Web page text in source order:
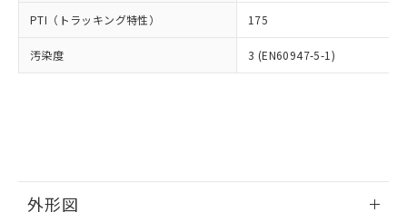
PTI（トラッキング特性） 175
汚染度 3 (EN60947-5-1)
外形図
※当社の共同利用者とは、"個人情報
の「1.共同利
用者の範囲」に記載されている法人を
EU RoHS指令（10物質）の非含有証明書
51物質の非含有証明書（当社基準）
※本証明書は発行日時点で非含有を証明す
るもので、過去に遡って非含有を証明する
していることから、特段のことがない限